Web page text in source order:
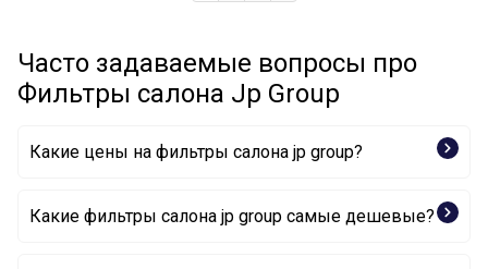
Часто задаваемые вопросы про
Фильтры салона Jp Group
Какие цены на фильтры салона jp group?
Какие фильтры салона jp group самые дешевые?